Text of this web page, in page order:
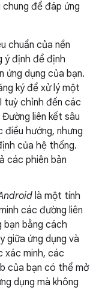
để đáp ứng
chuẩn của nền
ý định để định
ứng dụng của bạn.
ký để xử lý một
tuỳ chỉnh đến các
liên kết sâu
hướng, nhưng
của hệ thống.
các phiên bản
là một tính
các đường liên
bạn bằng cách
giữa ứng dụng và
xác minh, các
của bạn có thể mở
dụng mà không